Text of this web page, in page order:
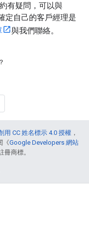
有疑問，可以與
定自己的客戶經理是
與我們聯絡。
用 CC 姓名標示 4.0 授權 ，
《Google Developers 網站
冊商標。